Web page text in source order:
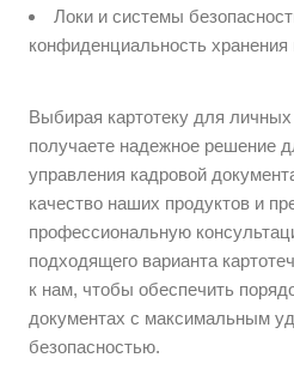
Локи и системы
конфиденциальность
Выбирая картотеку для
получаете надежное решение
управления кадровой
качество наших продуктов и
профессиональную
подходящего варианта
к нам, чтобы обеспечить
документах с максимальным
безопасностью.